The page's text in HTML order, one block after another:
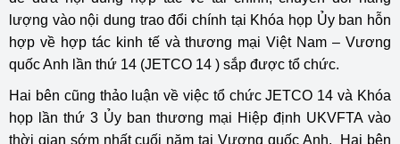
lượng vào nội dung trao đổi chính tại Khóa họp Ủy ban hỗn
hợp về hợp tác kinh tế và thương mại Việt Nam – Vương
quốc Anh lần thứ 14 (JETCO 14 ) sắp được tổ chức.
Hai bên cũng thảo luận về việc tổ chức JETCO 14 và Khóa
họp lần thứ 3 Ủy ban thương mại Hiệp định UKVFTA vào
thời gian sớm nhất cuối năm tại Vương quốc Anh. Hai bên